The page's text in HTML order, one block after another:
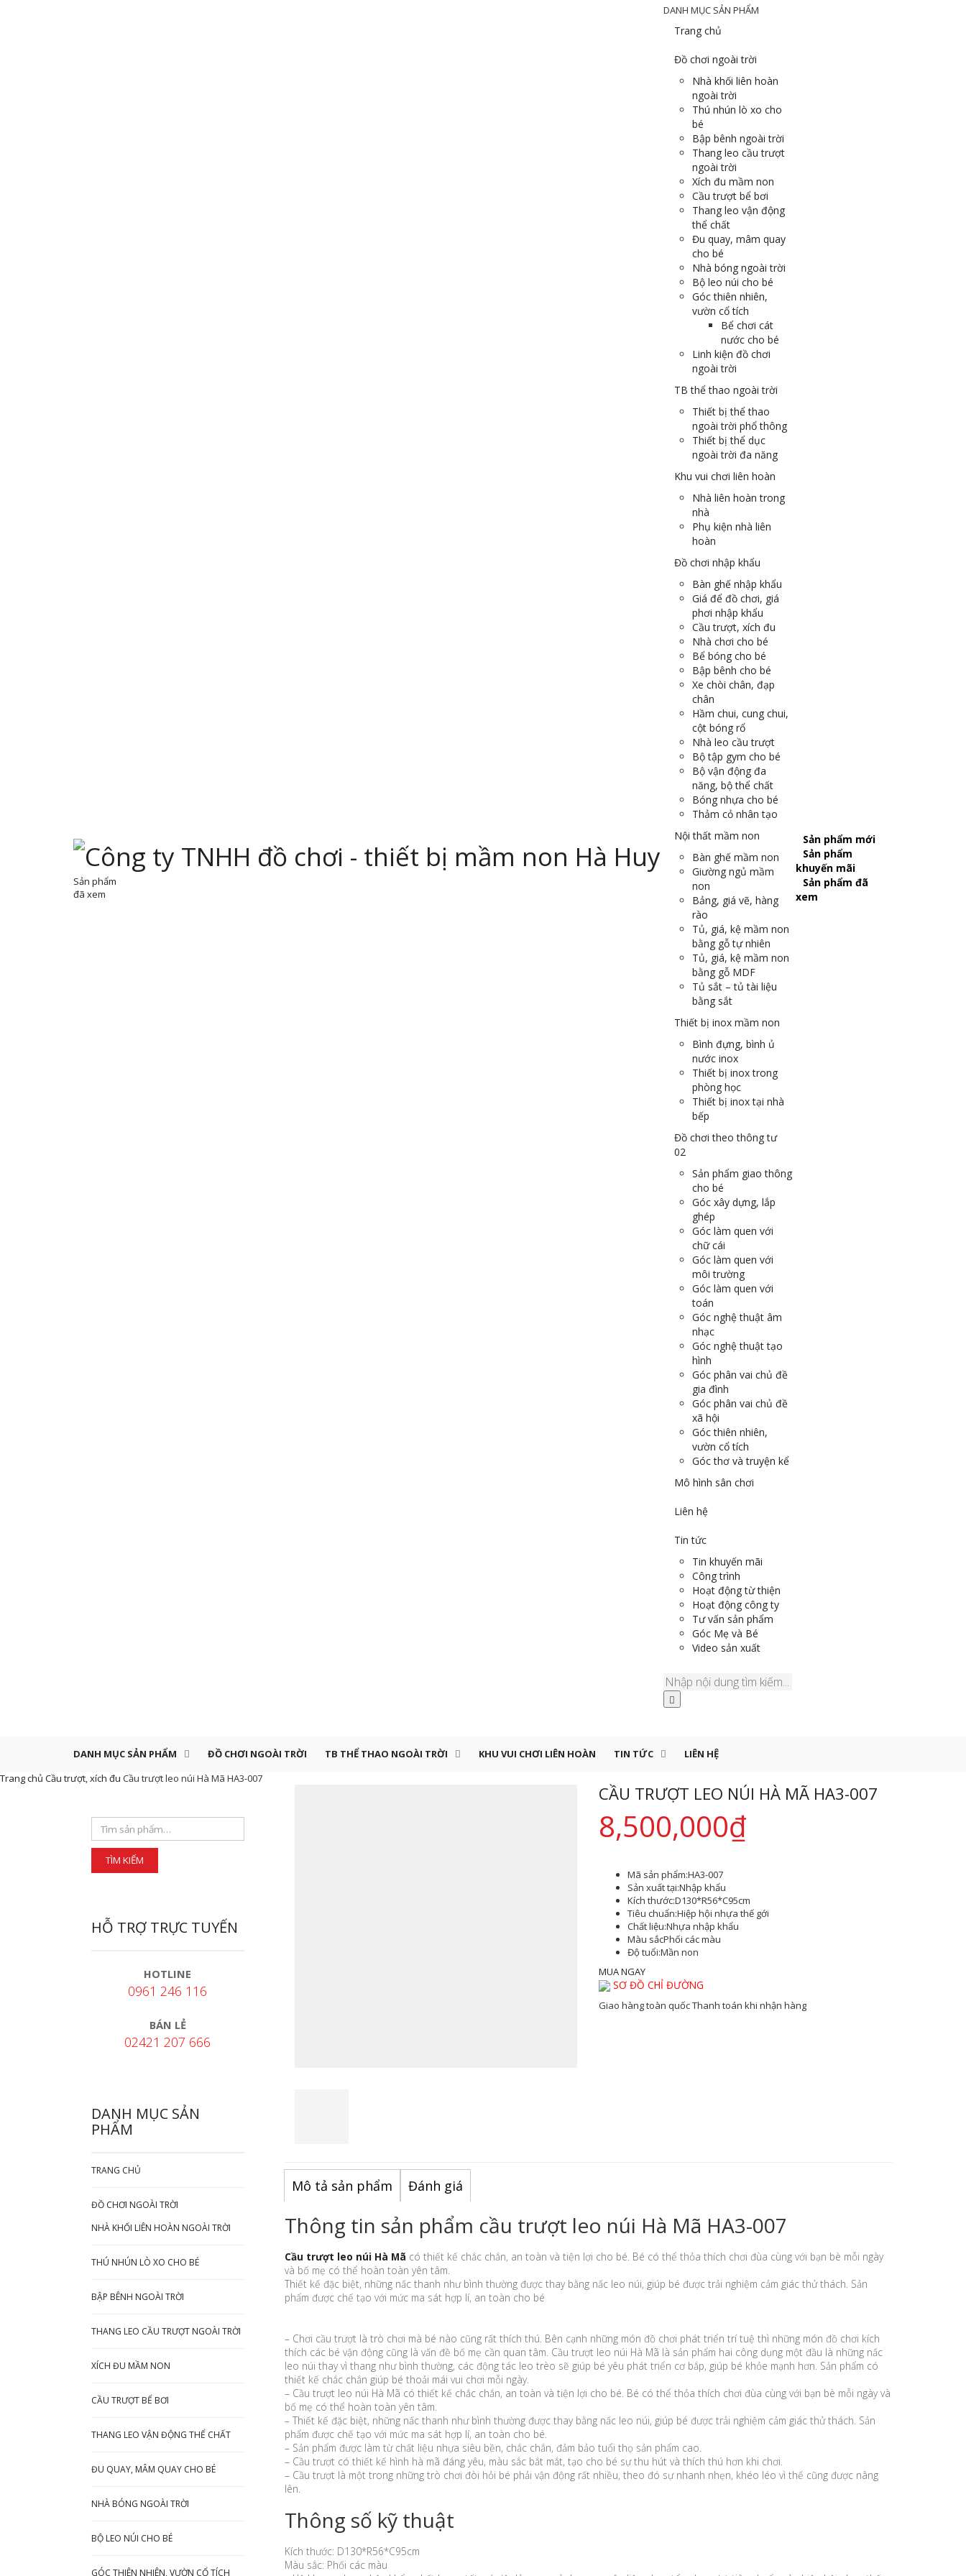
Sản phẩm
đã xem
DANH MỤC SẢN PHẨM
Trang chủ
Đồ chơi ngoài trời
Nhà khối liên hoàn
ngoài trời
Thú nhún lò xo cho
bé
Bập bênh ngoài trời
Thang leo cầu trượt
ngoài trời
Xích đu mầm non
Cầu trượt bể bơi
Thang leo vận động
thể chất
Đu quay, mâm quay
cho bé
Nhà bóng ngoài trời
Bộ leo núi cho bé
Góc thiên nhiên,
vườn cổ tích
Bể chơi cát
nước cho bé
Linh kiện đồ chơi
ngoài trời
TB thể thao ngoài trời
Thiết bị thể thao
ngoài trời phổ thông
Thiết bị thể dục
ngoài trời đa năng
Khu vui chơi liên hoàn
Nhà liên hoàn trong
nhà
Phụ kiện nhà liên
hoàn
Đồ chơi nhập khẩu
Bàn ghế nhập khẩu
Giá để đồ chơi, giá
phơi nhập khẩu
Cầu trượt, xích đu
Nhà chơi cho bé
Bể bóng cho bé
Bập bênh cho bé
Xe chòi chân, đạp
chân
Hầm chui, cung chui,
cột bóng rổ
Nhà leo cầu trượt
Bộ tập gym cho bé
Bộ vận động đa
năng, bộ thể chất
Bóng nhựa cho bé
Thảm cỏ nhân tạo
Nội thất mầm non
Bàn ghế mầm non
Giường ngủ mầm
non
Bảng, giá vẽ, hàng
rào
Tủ, giá, kệ mầm non
bằng gỗ tự nhiên
Tủ, giá, kệ mầm non
bằng gỗ MDF
Tủ sắt – tủ tài liệu
bằng sắt
Thiết bị inox mầm non
Bình đựng, bình ủ
nước inox
Thiết bị inox trong
phòng học
Thiết bị inox tại nhà
bếp
Đồ chơi theo thông tư
02
Sản phẩm giao thông
cho bé
Góc xây dựng, lắp
ghép
Góc làm quen với
chữ cái
Góc làm quen với
môi trường
Góc làm quen với
toán
Góc nghệ thuật âm
nhạc
Góc nghệ thuật tạo
hình
Góc phân vai chủ đề
gia đình
Góc phân vai chủ đề
xã hội
Góc thiên nhiên,
vườn cổ tích
Góc thơ và truyện kể
Mô hình sân chơi
Liên hệ
Tin tức
Tin khuyến mãi
Công trình
Hoạt động từ thiện
Hoạt động công ty
Tư vấn sản phẩm
Góc Mẹ và Bé
Video sản xuất
Sản phẩm mới
Sản phẩm
khuyến mãi
Sản phẩm đã
xem
DANH MỤC SẢN PHẨM ĐỒ CHƠI NGOÀI TRỜI TB THỂ THAO NGOÀI TRỜI KHU VUI CHƠI LIÊN HOÀN TIN TỨC
LIÊN HỆ
Trang chủ Cầu trượt, xích đu Cầu trượt leo núi Hà Mã HA3-007
CẦU TRƯỢT LEO NÚI HÀ MÃ HA3-007
8,500,000₫
Mã sản phẩm:HA3-007
Sản xuất tại:Nhập khẩu
Kích thước:D130*R56*C95cm
Tiêu chuẩn:Hiệp hội nhựa thế gới
Chất liệu:Nhựa nhập khẩu
Màu sắcPhối các màu
Độ tuổi:Mần non
MUA NGAY
SƠ ĐỒ CHỈ ĐƯỜNG
Giao hàng toàn quốcThanh toán khi nhận hàng
Mô tả sản phẩm Đánh giá
Thông tin sản phẩm cầu trượt leo núi Hà Mã HA3-007
Cầu trượt leo núi Hà Mã có thiết kế chắc chắn, an toàn và tiện lợi cho bé. Bé có thể thỏa thích chơi đùa cùng với bạn bè mỗi ngày
và bố mẹ có thể hoàn toàn yên tâm.
Thiết kế đặc biệt, những nấc thanh như bình thường được thay bằng nấc leo núi, giúp bé được trải nghiệm cảm giác thử thách. Sản
phẩm được chế tạo với mức ma sát hợp lí, an toàn cho bé
– Chơi cầu trượt là trò chơi mà bé nào cũng rất thích thú. Bên cạnh những món đồ chơi phát triển trí tuệ thì những món đồ chơi kích
thích các bé vận động cũng là vấn đề bố mẹ cần quan tâm. Cầu trượt leo núi Hà Mã là sản phẩm hai công dụng một đầu là những nấc
leo núi thay vì thang như bình thường, các động tác leo trèo sẽ giúp bé yêu phát triển cơ bắp, giúp bé khỏe mạnh hơn. Sản phẩm có
thiết kế chắc chắn giúp bé thoải mái vui chơi mỗi ngày.
– Cầu trượt leo núi Hà Mã có thiết kế chắc chắn, an toàn và tiện lợi cho bé. Bé có thể thỏa thích chơi đùa cùng với bạn bè mỗi ngày và
bố mẹ có thể hoàn toàn yên tâm.
– Thiết kế đặc biệt, những nấc thanh như bình thường được thay bằng nấc leo núi, giúp bé được trải nghiệm cảm giác thử thách. Sản
phẩm được chế tạo với mức ma sát hợp lí, an toàn cho bé.
– Sản phẩm được làm từ chất liệu nhựa siêu bền, chắc chắn, đảm bảo tuổi thọ sản phẩm cao.
– Cầu trượt có thiết kế hình hà mã đáng yêu, màu sắc bắt mắt, tạo cho bé sự thu hút và thích thú hơn khi chơi.
– Cầu trượt là một trong những trò chơi đòi hỏi bé phải vận động rất nhiều, theo đó sự nhanh nhẹn, khéo léo vì thế cũng được nâng
lên.
Thông số kỹ thuật
Kích thước: D130*R56*C95cm
Màu sắc: Phối các màu
HỖ TRỢ TRỰC TUYẾN
HOTLINE
0961 246 116
BÁN LẺ
02421 207 666
DANH MỤC SẢN
PHẨM
TRANG CHỦ
ĐỒ CHƠI NGOÀI TRỜI
NHÀ KHỐI LIÊN HOÀN NGOÀI TRỜI
THÚ NHÚN LÒ XO CHO BÉ
BẬP BÊNH NGOÀI TRỜI
THANG LEO CẦU TRƯỢT NGOÀI TRỜI
XÍCH ĐU MẦM NON
CẦU TRƯỢT BỂ BƠI
THANG LEO VẬN ĐỘNG THỂ CHẤT
ĐU QUAY, MÂM QUAY CHO BÉ
NHÀ BÓNG NGOÀI TRỜI
BỘ LEO NÚI CHO BÉ
GÓC THIÊN NHIÊN, VƯỜN CỔ TÍCH